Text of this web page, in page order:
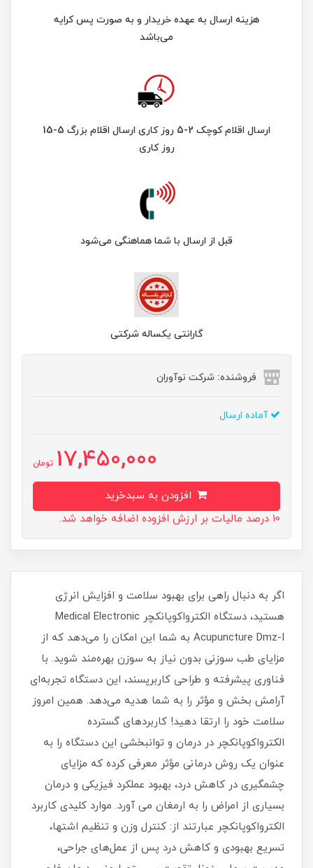
هزینه ارسال به عهده خریدار و به صورت پس کرایه
می‌باشد
ارسال اقلام کوچک 2-5 روز کاری ارسال اقلام بزرگ 5-15
روز کاری
قبل از ارسال با شما هماهنگی می‌شود
گارانتی یکساله شرکتی
فروشنده: شرکت نوآوران
آماده ارسال
17,450,000 تومان
10 درصد مالیات بر ارزش افزوده اضافه خواهد شد.
اگر به دنبال راهی برای بهبود سلامت و افزایش انرژی
هستید، دستگاه الکترواکوپانکچر Medical Electronic
Acupuncture Dmz-I به شما این امکان را می‌دهد که از
مزایای طب سوزنی بدون نیاز به سوزن بهره‌مند شوید. با
فناوری پیشرفته و طراحی کاربرپسند، این دستگاه تجربه‌ای
آرامش بخش و مؤثر را به شما هدیه می‌دهد. همین امروز
سلامت خود را ارتقا دهید! کاربردهای گسترده
الکترواکوپانکچر در درمان و توانبخشی این دستگاه را به
عنوان یک روش درمانی مؤثر معرفی کرده که مزایای
چشمگیری در کاهش درد، بهبود عملکرد فیزیکی و درمان
بسیاری از امراض را به ارمغان می آورد. موارد کلیدی کاربرد
الکترواکوپانکچر عبارتند از: کنترل وزن و تنظیم اشتها،
تسریع بهبودی و کاهش درد پس از عمل‌های جراحی،